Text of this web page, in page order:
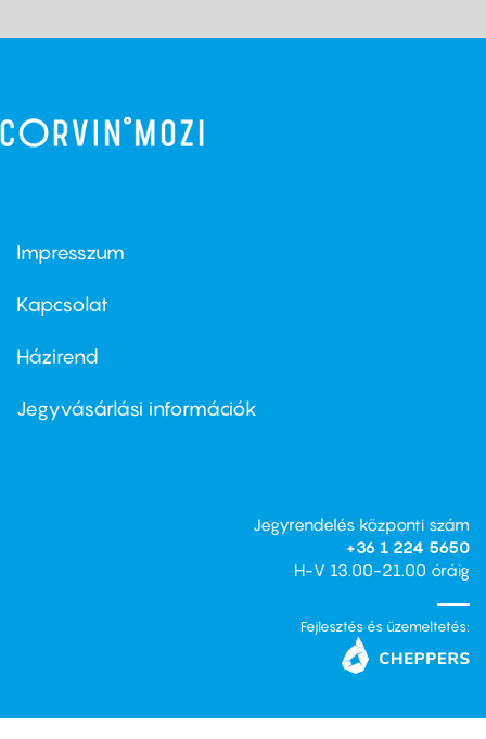
Footer
first
Impresszum
Kapcsolat
Footer
second
Házirend
Jegyvásárlási információk
Jegyrendelés központi szám
+36 1 224 5650
H-V 13.00-21.00 óráig
Fejlesztés és üzemeltetés: